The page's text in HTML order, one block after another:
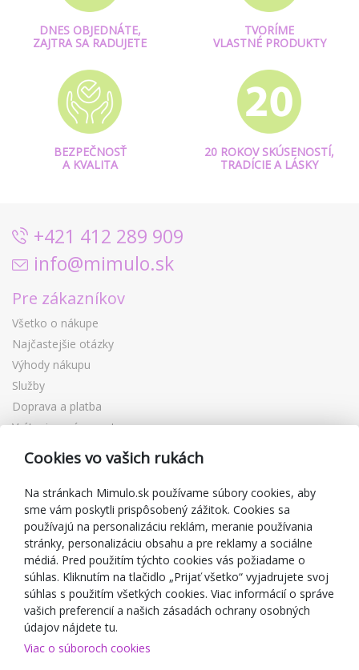
DNES OBJEDNÁTE,
ZAJTRA SA RADUJETE
TVORÍME
VLASTNÉ PRODUKTY
BEZPEČNOSŤ
A KVALITA
20 ROKOV SKÚSENOSTÍ,
TRADÍCIE A LÁSKY
+421 412 289 909
info@mimulo.sk
Pre zákazníkov
Všetko o nákupe
Najčastejšie otázky
Výhody nákupu
Služby
Doprava a platba
Vrátenie a výmena tovaru
Reklamácia
Zľavové kupóny
Blog
O predajcovi
Mimulo.sk
Obchodné podmienky
Ochrana osobných údajov GDPR
Kontakty
Spolupracujeme
Cookies vo vašich rukách
Na stránkach Mimulo.sk používame súbory cookies, aby
sme vám poskytli prispôsobený zážitok. Cookies sa
používajú na personalizáciu reklám, meranie používania
stránky, personalizáciu obsahu a pre reklamy a sociálne
médiá. Pred použitím týchto cookies vás požiadame o
súhlas. Kliknutím na tlačidlo „Prijať všetko“ vyjadrujete svoj
súhlas s použitím všetkých cookies. Viac informácií o správe
vašich preferencií a našich zásadách ochrany osobných
údajov nájdete tu.
Viac o súboroch cookies